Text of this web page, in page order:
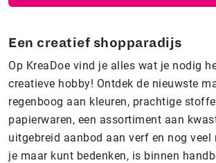
Een creatief shopparadijs
Op KreaDoe vind je alles wat je nodig
creatieve hobby! Ontdek de nieuwste
regenboog aan kleuren, prachtige
papierwaren, een assortiment aan
uitgebreid aanbod aan verf en nog veel
je maar kunt bedenken, is binnen